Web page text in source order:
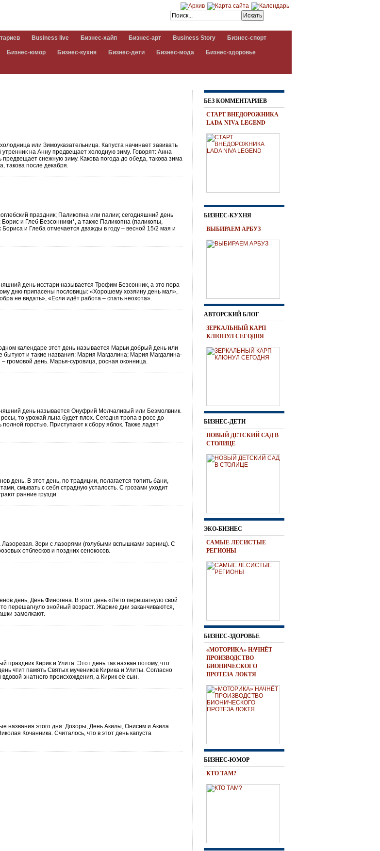
Business live Бизнес-хайп Бизнес-арт Business Story Бизнес-спорт
Бизнес-юмор Бизнес-кухня Бизнес-дети Бизнес-мода Бизнес-здоровье
или Зимоуказательница. Капуста начинает завивать
на Анну предвещает холодную зиму. Говорят: Анна
снежную зиму. Какова погода до обеда, такова зима
такова после декабря.
праздник; Паликопна или палии; сегодняшний день
и Глеб Безсонники*, а также Паликопна (паликопы,
и Глеба отмечается дважды в году – весной 15/2 мая и
день исстари называется Трофим Безсонник, а это пора
дню припасены пословицы: «Хорошему хозяину день мал»,
не видать», «Если идёт работа – спать неохота».
календаре этот день называется Марьи добрый день или
бытуют и такие названия: Мария Магдалина; Мария Магдалина-
громовой день. Марья-суровица, росная оконница.
день называется Онуфрий Молчаливый или Безмолвник.
то урожай льна будет плох. Сегодня тропа в росе до
горстью. Приступают к сбору яблок. Также ладят
В этот день, по традиции, полагается топить бани,
смывать с себя страдную усталость. С грозами уходит
ранние грузди.
Зори с лазорями (голубыми вспышками зарниц). С
отблесков и поздних сенокосов.
день, День Финогена. В этот день «Лето перешагнуло свой
перешагнуло знойный возраст. Жаркие дни заканчиваются,
замолкают.
Кирик и Улита. Этот день так назван потому, что
чтит память Святых мучеников Кирика и Улиты. Согласно
знатного происхождения, а Кирик её сын.
этого дня: Дозоры, День Акилы, Онисим и Акила.
Кочанника. Считалось, что в этот день капуста
БЕЗ КОММЕНТАРИЕВ
СТАРТ ВНЕДОРОЖНИКА
LADA NIVA LEGEND
БИЗНЕС-КУХНЯ
ВЫБИРАЕМ АРБУЗ
АВТОРСКИЙ БЛОГ
ЗЕРКАЛЬНЫЙ КАРП
КЛЮНУЛ СЕГОДНЯ
БИЗНЕС-ДЕТИ
НОВЫЙ ДЕТСКИЙ САД В
СТОЛИЦЕ
ЭКО-БИЗНЕС
САМЫЕ ЛЕСИСТЫЕ
РЕГИОНЫ
БИЗНЕС-ЗДОРОВЬЕ
«МОТОРИКА» НАЧНЁТ
ПРОИЗВОДСТВО
БИОНИЧЕСКОГО
ПРОТЕЗА ЛОКТЯ
БИЗНЕС-ЮМОР
КТО ТАМ?